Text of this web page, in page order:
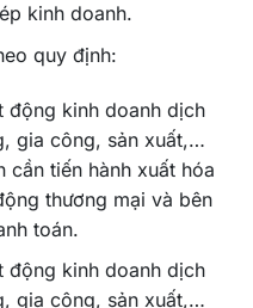
kinh doanh.
quy định:
động kinh doanh dịch
gia công, sản xuất,…
tiến hành xuất hóa
thương mại và bên
toán.
động kinh doanh dịch
gia công, sản xuất,…